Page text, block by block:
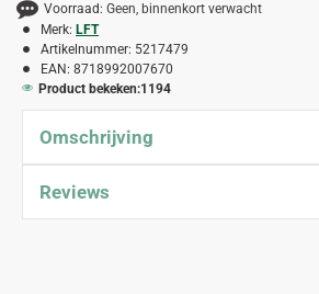
Voorraad: Geen, binnenkort verwacht
Merk: LFT
Artikelnummer: 5217479
EAN: 8718992007670
Product bekeken:1194
Omschrijving
Reviews